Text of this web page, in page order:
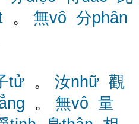
。 無vô 分phân
tử 。 汝nhữ 觀
。 無vô 量